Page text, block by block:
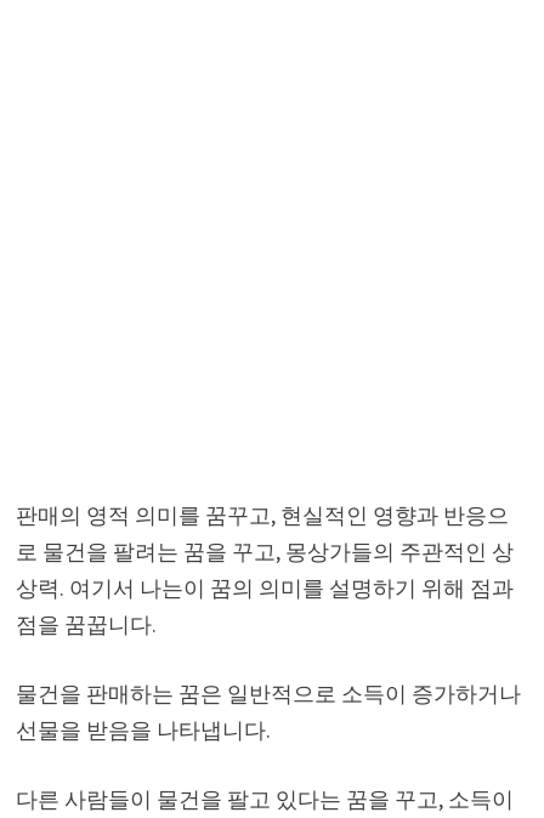
판매의 영적 의미를 꿈꾸고, 현실적인 영향과 반응으
로 물건을 팔려는 꿈을 꾸고, 몽상가들의 주관적인 상
상력. 여기서 나는이 꿈의 의미를 설명하기 위해 점과
점을 꿈꿉니다.
물건을 판매하는 꿈은 일반적으로 소득이 증가하거나
선물을 받음을 나타냅니다.
다른 사람들이 물건을 팔고 있다는 꿈을 꾸고, 소득이